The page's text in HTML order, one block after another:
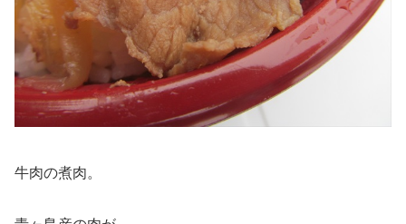
牛肉の煮肉。